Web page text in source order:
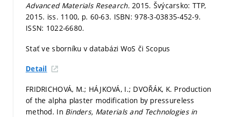
Advanced Materials Research.2015. Švýcarsko: TTP,
2015. iss. 1100, p. 60-63. ISBN: 978-3-03835-452-9.
ISSN: 1022-6680.
Stať ve sborníku v databázi WoS či Scopus
Detail
FRIDRICHOVÁ, M.; HÁJKOVÁ, I.; DVOŘÁK, K. Production
of the alpha plaster modification by pressureless
method. In Binders, Materials and Technologies in